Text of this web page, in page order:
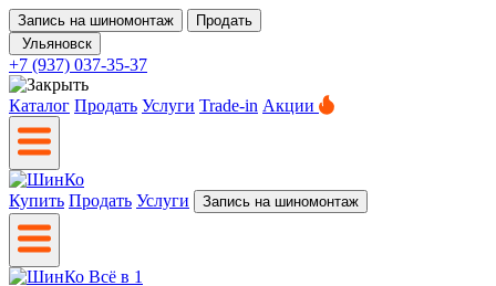
Запись на шиномонтаж
Продать
Ульяновск
+7 (937) 037-35-37
Каталог Продать Услуги Trade-in Акции
Купить Продать Услуги Запись на шиномонтаж